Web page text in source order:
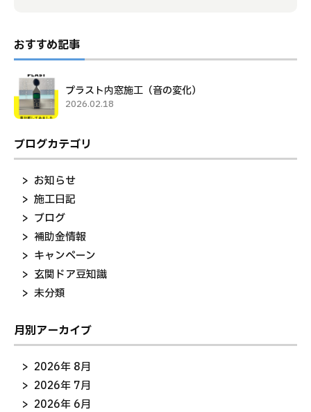
おすすめ記事
プラスト内窓施工（音の変化）
2026.02.18
ブログカテゴリ
お知らせ
施工日記
ブログ
補助金情報
キャンペーン
玄関ドア豆知識
未分類
月別アーカイブ
2026年 8月
2026年 7月
2026年 6月